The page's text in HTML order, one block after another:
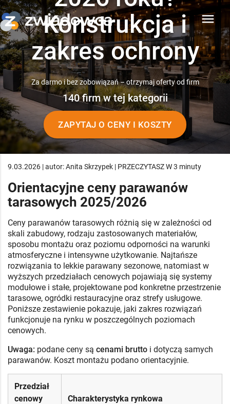
menu
Konstrukcja i
zakres ochrony
Za darmo i bez zobowiązań – otrzymaj oferty od firm
140 firm w tej kategorii
ZAPYTAJ O CENY I KOSZTY
9.03.2026 | autor: Anita Skrzypek | PRZECZYTASZ W 3 minuty
Orientacyjne ceny parawanów
tarasowych 2025/2026
Ceny parawanów tarasowych różnią się w zależności od
skali zabudowy, rodzaju zastosowanych materiałów,
sposobu montażu oraz poziomu odporności na warunki
atmosferyczne i intensywne użytkowanie. Najtańsze
rozwiązania to lekkie parawany sezonowe, natomiast w
wyższych przedziałach cenowych pojawiają się systemy
modułowe i stałe, projektowane pod konkretne przestrzenie
tarasowe, ogródki restauracyjne oraz strefy usługowe.
Poniższe zestawienie pokazuje, jaki zakres rozwiązań
funkcjonuje na rynku w poszczególnych poziomach
cenowych.
Uwaga: podane ceny są cenami brutto i dotyczą samych
parawanów. Koszt montażu podano orientacyjnie.
Przedział
cenowy
Charakterystyka rynkowa